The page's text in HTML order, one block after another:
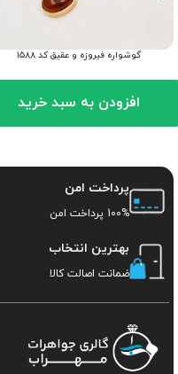
گوشواره فیروزه و عقیق کد ۱۵۸۸
افزودن به سبد خرید
پرداخت امن
100% پرداخت امن
بهترین انتخاب
ضمانت اصالت کالا